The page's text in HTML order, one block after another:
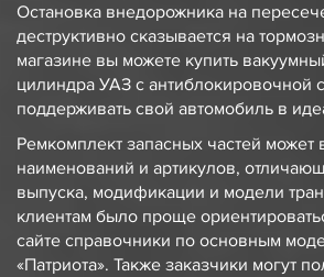
Остановка внедорожника на
деструктивно сказывается на
магазине вы можете купить
цилиндра УАЗ с антиблокировочной
поддерживать свой автомобиль в
Ремкомплект запасных частей
наименований и артикулов,
выпуска, модификации и модели
клиентам было проще
сайте справочники по основным
«Патриота». Также заказчики могут